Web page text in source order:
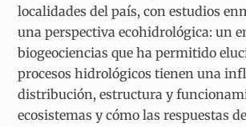
localidades del país, con estudios
una perspectiva ecohidrológica: un
biogeociencias que ha permitido
procesos hidrológicos tienen una
distribución, estructura y
ecosistemas y cómo las respuestas